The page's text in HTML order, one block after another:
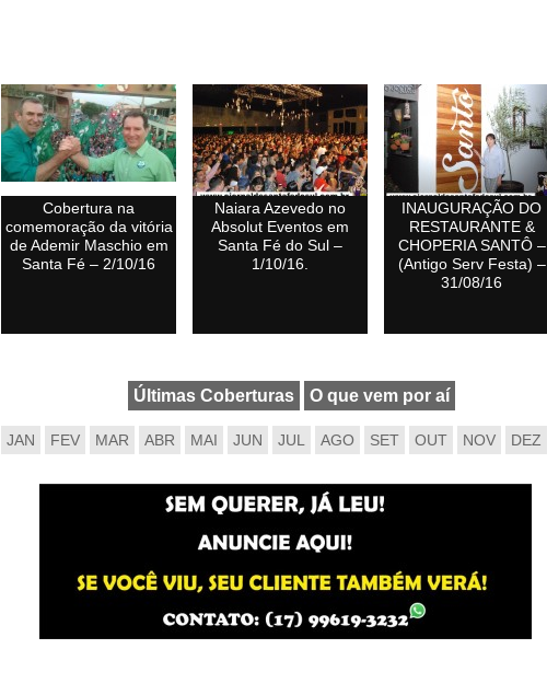
Cobertura na
comemoração da vitória
de Ademir Maschio em
Santa Fé – 2/10/16
Naiara Azevedo no
Absolut Eventos em
Santa Fé do Sul –
1/10/16.
INAUGURAÇÃO DO
RESTAURANTE &
CHOPERIA SANTÔ –
(Antigo Serv Festa) –
31/08/16
Últimas Coberturas O que vem por aí
JAN FEV MAR ABR MAI JUN JUL AGO SET OUT NOV DEZ